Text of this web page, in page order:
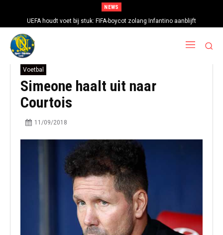
NEWS
UEFA houdt voet bij stuk: FIFA-boycot zolang Infantino aanblijft
Voetbal
Simeone haalt uit naar
Courtois
11/09/2018